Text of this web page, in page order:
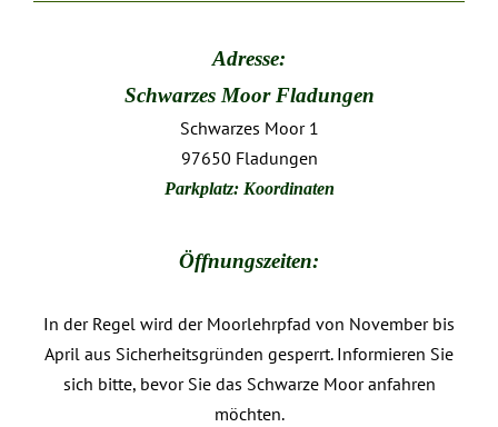
Adresse:
Schwarzes Moor Fladungen
Schwarzes Moor 1
97650 Fladungen
Parkplatz: Koordinaten
Öffnungszeiten:
In der Regel wird der Moorlehrpfad von November bis
April aus Sicherheitsgründen gesperrt. Informieren Sie
sich bitte, bevor Sie das Schwarze Moor anfahren
möchten.